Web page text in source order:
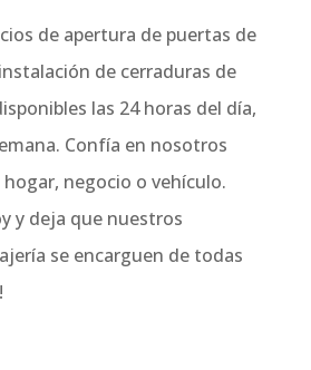
de apertura de puertas de
de cerraduras de
las 24 horas del día,
Confía en nosotros
negocio o vehículo.
y deja que nuestros
se encarguen de todas